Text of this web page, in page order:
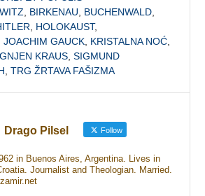
BIRKENAU BUCHENWALD
HOLOKAUST,
,JOACHIM GAUCK KRISTALNA NOĆ
KRAUS ,SIGMUND
,TRG ŽRTAVA FAŠIZMA
Drago Pilsel Follow
in Buenos Aires, Argentina. Lives in
Journalist and Theologian. Married.